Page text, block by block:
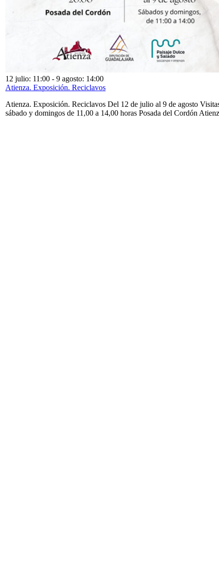
12 julio: 11:00 - 9 agosto: 14:00
Atienza. Exposición. Reciclavos
Atienza. Exposición. Reciclavos Del 12 de julio al 9 de agosto
sábado y domingos de 11,00 a 14,00 horas Posada del Cordón